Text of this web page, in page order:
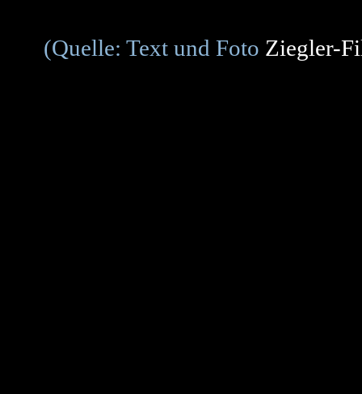
(Quelle: Text und Foto Ziegler-